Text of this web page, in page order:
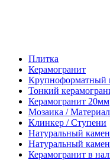
Плитка
Керамогранит
Крупноформатный
Тонкий
Керамогранит 20мм
Мозаика /
Клинкер / Ступени
Натуральный
Натуральный
Керамогранит в